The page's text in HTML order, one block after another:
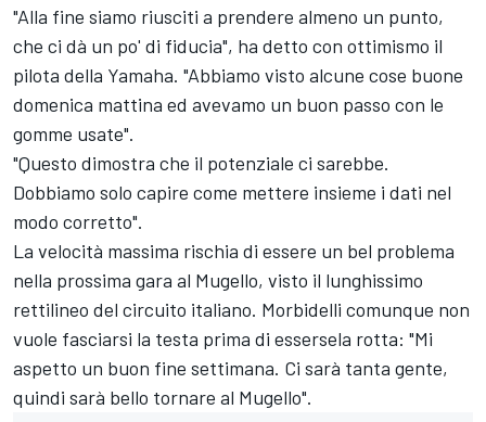
"Alla fine siamo riusciti a prendere almeno un punto,
che ci dà un po' di fiducia", ha detto con ottimismo il
pilota della Yamaha. "Abbiamo visto alcune cose buone
domenica mattina ed avevamo un buon passo con le
gomme usate".
"Questo dimostra che il potenziale ci sarebbe.
Dobbiamo solo capire come mettere insieme i dati nel
modo corretto".
La velocità massima rischia di essere un bel problema
nella prossima gara al Mugello, visto il lunghissimo
rettilineo del circuito italiano. Morbidelli comunque non
vuole fasciarsi la testa prima di essersela rotta: "Mi
aspetto un buon fine settimana. Ci sarà tanta gente,
quindi sarà bello tornare al Mugello".